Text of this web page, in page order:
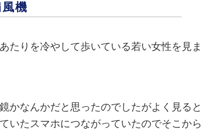
機
たりを冷やして歩いている若い女性を見ま
かなんかだと思ったのでしたがよく見ると
いたスマホにつながっていたのでそこから